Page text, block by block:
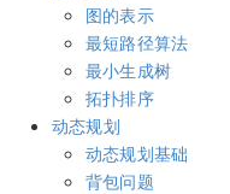
图的表示
最短路径算法
最小生成树
拓扑排序
动态规划
动态规划基础
背包问题